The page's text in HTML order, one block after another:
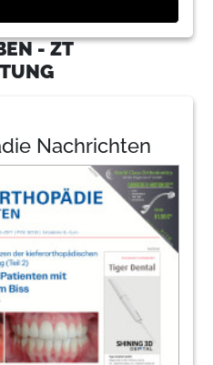
- ZT
Nachrichten